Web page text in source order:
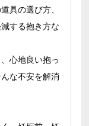
具の選び方、
する抱き方な
心地良い抱っ
な不安を解消